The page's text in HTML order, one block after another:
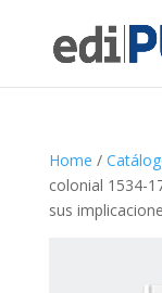
Home /
colonial 1534-
sus